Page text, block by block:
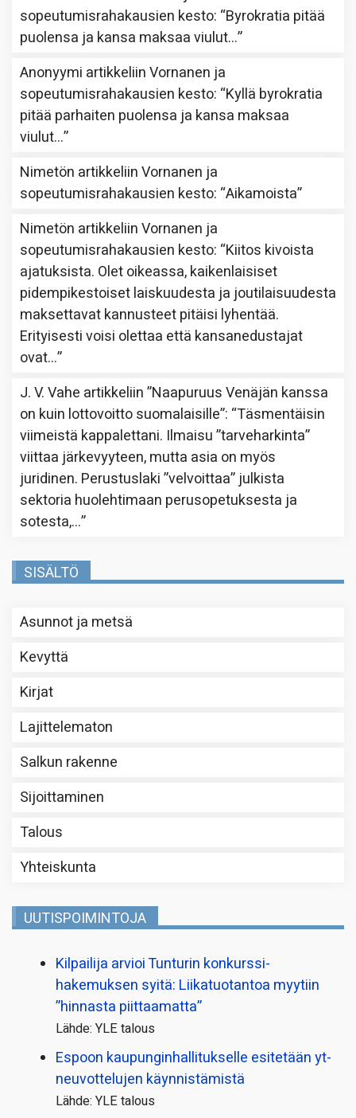
sopeutumisrahakausien kesto: “Byrokratia pitää
puolensa ja kansa maksaa viulut…”
Anonyymi artikkeliinVornanen ja
sopeutumisrahakausien kesto: “Kyllä byrokratia
pitää parhaiten puolensa ja kansa maksaa
viulut…”
Nimetön artikkeliinVornanen ja
sopeutumisrahakausien kesto: “Aikamoista”
Nimetön artikkeliinVornanen ja
sopeutumisrahakausien kesto: “Kiitos kivoista
ajatuksista. Olet oikeassa, kaikenlaisiset
pidempikestoiset laiskuudesta ja joutilaisuudesta
maksettavat kannusteet pitäisi lyhentää.
Erityisesti voisi olettaa että kansanedustajat
ovat…”
J. V. Vahe artikkeliin”Naapuruus Venäjän kanssa
on kuin lottovoitto suomalaisille”: “Täsmentäisin
viimeistä kappalettani. Ilmaisu ”tarveharkinta”
viittaa järkevyyteen, mutta asia on myös
juridinen. Perustuslaki ”velvoittaa” julkista
sektoria huolehtimaan perusopetuksesta ja
sotesta,…”
SISÄLTÖ
Asunnot ja metsä
Kevyttä
Kirjat
Lajittelematon
Salkun rakenne
Sijoittaminen
Talous
Yhteiskunta
UUTISPOIMINTOJA
Kilpailija arvioi Tunturin konkurssi­
hakemuksen syitä: Liikatuotantoa myytiin
”hinnasta piittaamatta”
Lähde: YLE talous
Espoon kaupungin­hallitukselle esitetään yt-
neuvottelujen käynnistämistä
Lähde: YLE talous